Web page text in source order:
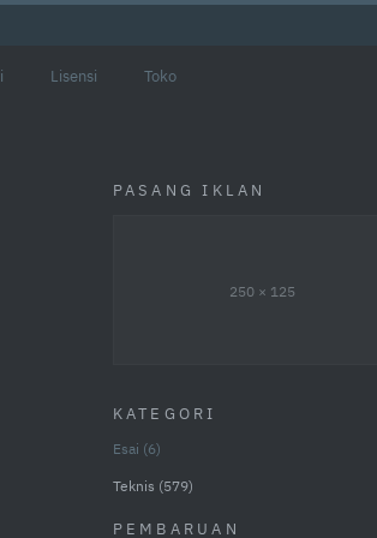
Lisensi Toko
PASANG IKLAN
250 × 125
KATEGORI
Esai 6
Teknis 579
PEMBARUAN